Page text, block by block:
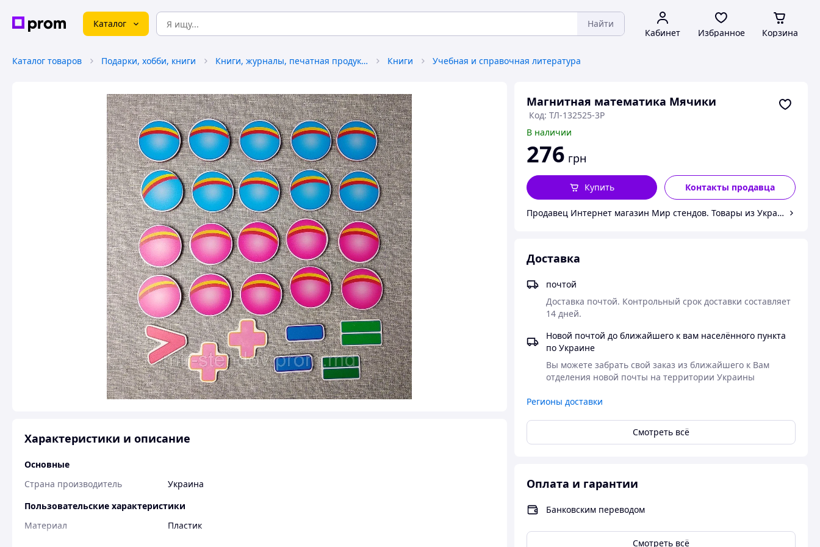
Каталог Найти
Кабинет Избранное Корзина
Каталог товаров Подарки, хобби, книги Книги, журналы, печатная продукция Книги Учебная и справочная литература
Магнитная математика Мячики
Код: ТЛ-132525-3Р
В наличии
276 грн
Контакты продавца
Купить
Продавец Интернет магазин Мир стендов. Товары из Украины
Доставка
почтой
Доставка почтой. Контрольный срок доставки составляет
14 дней.
Новой почтой до ближайшего к вам населённого пункта
по Украине
Вы можете забрать свой заказ из ближайшего к Вам
отделения новой почты на территории Украины
Регионы доставки
Смотреть всё
Оплата и гарантии
Банковским переводом
Смотреть всё
Характеристики и описание
Основные
Страна производитель
Украина
Пользовательские характеристики
Материал
Пластик